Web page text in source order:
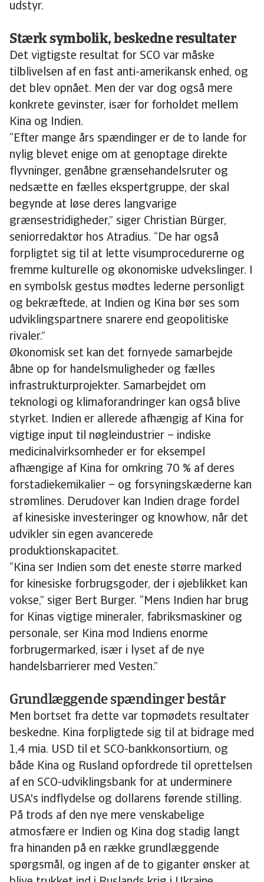
udstyr.
Stærk symbolik, beskedne resultater
Det vigtigste resultat for SCO var måske
tilblivelsen af en fast anti-amerikansk enhed, og
det blev opnået. Men der var dog også mere
konkrete gevinster, især for forholdet mellem
Kina og Indien.
“Efter mange års spændinger er de to lande for
nylig blevet enige om at genoptage direkte
flyvninger, genåbne grænsehandelsruter og
nedsætte en fælles ekspertgruppe, der skal
begynde at løse deres langvarige
grænsestridigheder,” siger Christian Bürger,
seniorredaktør hos Atradius. “De har også
forpligtet sig til at lette visumprocedurerne og
fremme kulturelle og økonomiske udvekslinger. I
en symbolsk gestus mødtes lederne personligt
og bekræftede, at Indien og Kina bør ses som
udviklingspartnere snarere end geopolitiske
rivaler.”
Økonomisk set kan det fornyede samarbejde
åbne op for handelsmuligheder og fælles
infrastrukturprojekter. Samarbejdet om
teknologi og klimaforandringer kan også blive
styrket. Indien er allerede afhængig af Kina for
vigtige input til nøgleindustrier – indiske
medicinalvirksomheder er for eksempel
afhængige af Kina for omkring 70 % af deres
forstadiekemikalier – og forsyningskæderne kan
strømlines. Derudover kan Indien drage fordel
af kinesiske investeringer og knowhow, når det
udvikler sin egen avancerede
produktionskapacitet.
“Kina ser Indien som det eneste større marked
for kinesiske forbrugsgoder, der i øjeblikket kan
vokse,” siger Bert Burger. “Mens Indien har brug
for Kinas vigtige mineraler, fabriksmaskiner og
personale, ser Kina mod Indiens enorme
forbrugermarked, især i lyset af de nye
handelsbarrierer med Vesten.”
Grundlæggende spændinger består
Men bortset fra dette var topmødets resultater
beskedne. Kina forpligtede sig til at bidrage med
1,4 mia. USD til et SCO-bankkonsortium, og
både Kina og Rusland opfordrede til oprettelsen
af en SCO-udviklingsbank for at underminere
USA's indflydelse og dollarens førende stilling.
På trods af den nye mere venskabelige
atmosfære er Indien og Kina dog stadig langt
fra hinanden på en række grundlæggende
spørgsmål, og ingen af de to giganter ønsker at